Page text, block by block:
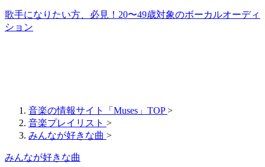
歌手になりたい方、必見！20〜49歳対象のボーカルオーディ
ション
音楽の情報サイト「Muses」TOP >
音楽プレイリスト >
みんなが好きな曲 >
みんなが好きな曲